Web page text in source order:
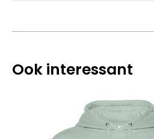
Ook interessant